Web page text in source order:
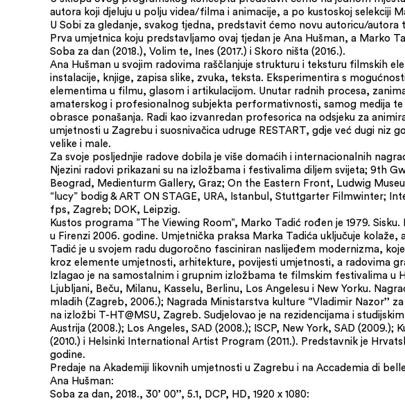
autora koji djeluju u polju videa/filma i animacije, a po kustoskoj selekciji
U Sobi za gledanje, svakog tjedna, predstavit ćemo novu autoricu/autora
Prva umjetnica koju predstavljamo ovaj tjedan je Ana Hušman, a Marko
Soba za dan (2018.), Volim te, Ines (2017.) i Skoro ništa (2016.).
Ana Hušman u svojim radovima raščlanjuje strukturu i teksturu filmskih
instalacije, knjige, zapisa slike, zvuka, teksta. Eksperimentira s
elementima u filmu, glasom i artikulacijom. Unutar radnih procesa,
amaterskog i profesionalnog subjekta performativnosti, samog medija
obrasce ponašanja. Radi kao izvanredan profesorica na odsjeku za
umjetnosti u Zagrebu i suosnivačica udruge RESTART, gdje već dugi niz
velike i male.
Za svoje posljednjie radove dobila je više domaćih i internacionalnih
Njezini radovi prikazani su na izložbama i festivalima diljem svijeta; 9th
Beograd, Medienturm Gallery, Graz; On the Eastern Front, Ludwig
“lucy” bodig & ART ON STAGE, URA, Istanbul, Stuttgarter Filmwinter;
fps, Zagreb; DOK, Leipzig.
Kustos programa ”The Viewing Room”, Marko Tadić rođen je 1979.
u Firenzi 2006. godine. Umjetnička praksa Marka Tadića uključuje
Tadić je u svojem radu dugoročno fasciniran naslijeđem modernizma,
kroz elemente umjetnosti, arhitekture, povijesti umjetnosti, a radovima
Izlagao je na samostalnim i grupnim izložbama te filmskim festivalima u
Ljubljani, Beču, Milanu, Kasselu, Berlinu, Los Angelesu i New Yorku.
mladih (Zagreb, 2006.); Nagrada Ministarstva kulture ‘’Vladimir Nazor’’
na izložbi T-HT@MSU, Zagreb. Sudjelovao je na rezidencijama i
Austrija (2008.); Los Angeles, SAD (2008.); ISCP, New York, SAD
(2010.) i Helsinki International Artist Program (2011.). Predstavnik je
godine.
Predaje na Akademiji likovnih umjetnosti u Zagrebu i na Accademia di
Ana Hušman:
Soba za dan, 2018., 30’ 00’’, 5.1, DCP, HD, 1920 x 1080: